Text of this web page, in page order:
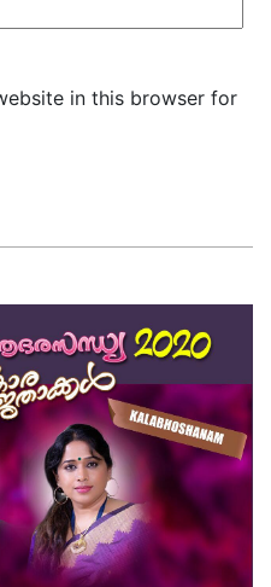
in this browser for